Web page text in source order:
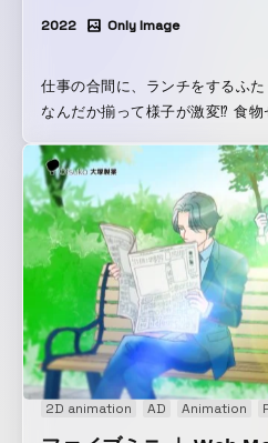
2022 Only Image
仕事の合間に、ランチをするふ
なんだか揃って様子が激変⁉︎ 食物センイが足りていない食事
もの、 「イカツイ飯」：カツ丼
もの、 「テキトー飯」：惣菜パ
めるもの、 と名付け、食べてい
せることで、食物センイ不足な
（全３篇） ついつい不足しがちな食物センイだから。 ファ
イブミニで、気分すっきり。セ
いましょう。 ▼ファイブミニ公式サイトはコチラ
https://www.otsuka.co.jp/fib/
2D animation AD Animation